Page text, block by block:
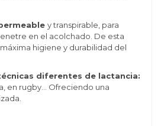
y transpirable, para
en el acolchado. De esta
higiene y durabilidad del
diferentes de lactancia:
en rugby… Ofreciendo una